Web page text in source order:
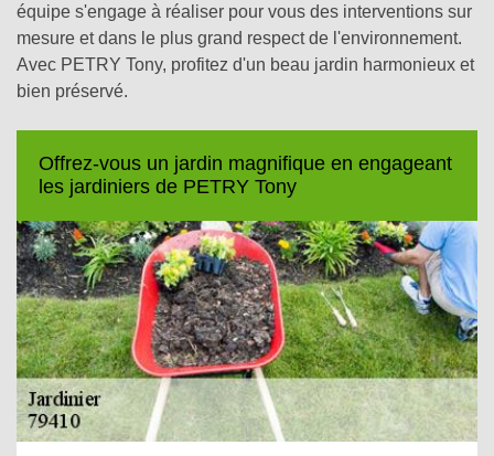
équipe s'engage à réaliser pour vous des interventions sur
mesure et dans le plus grand respect de l'environnement.
Avec PETRY Tony, profitez d'un beau jardin harmonieux et
bien préservé.
Offrez-vous un jardin magnifique en engageant
les jardiniers de PETRY Tony